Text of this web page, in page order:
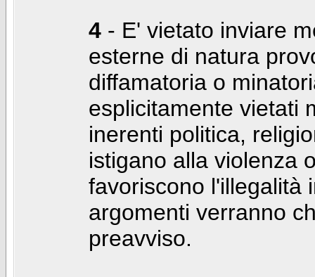
4 - E' vietato inviare
esterne di natura
diffamatoria o
esplicitamente vietati
inerenti politica,
istigano alla violenza
favoriscono l'illegalità
argomenti verranno
preavviso.